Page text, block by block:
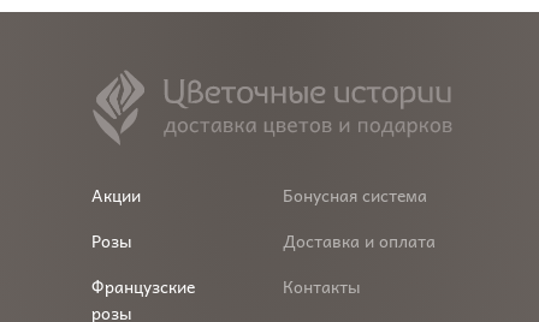
Акции
Розы
Французские
розы
Бонусная система
Доставка и оплата
Контакты